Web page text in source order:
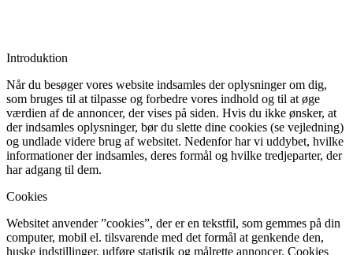
Introduktion
Når du besøger vores website indsamles der oplysninger om dig,
som bruges til at tilpasse og forbedre vores indhold og til at øge
værdien af de annoncer, der vises på siden. Hvis du ikke ønsker, at
der indsamles oplysninger, bør du slette dine cookies (se vejledning)
og undlade videre brug af websitet. Nedenfor har vi uddybet, hvilke
informationer der indsamles, deres formål og hvilke tredjeparter, der
har adgang til dem.
Cookies
Websitet anvender ”cookies”, der er en tekstfil, som gemmes på din
computer, mobil el. tilsvarende med det formål at genkende den,
huske indstillinger, udføre statistik og målrette annoncer. Cookies